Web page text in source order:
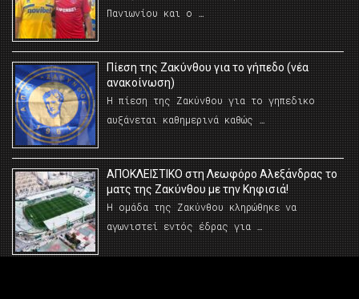
Πανιωνίου και ο …
Πίεση της Ζακύνθου για το γήπεδο (νέα
ανακοίνωση)
Η πίεση της Ζακύνθου για το γηπεδικο
αυξάνεται καθημερινά καθώς …
AΠΟΚΛΕΙΣΤΙΚΟ στη Λεωφόρο Αλεξάνδρας το
ματς της Ζακύνθου με την Κηφισιά!
Η ομάδα της Ζακύνθου κληρώθηκε να
αγωνιστεί εντός έδρας για …